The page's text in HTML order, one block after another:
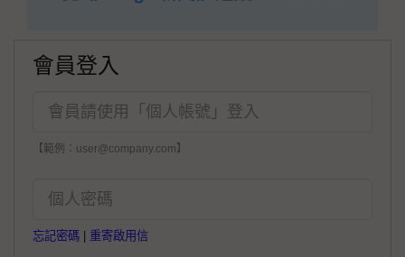
會員登入
【範例：user@company.com】
忘記密碼 重寄啟用信